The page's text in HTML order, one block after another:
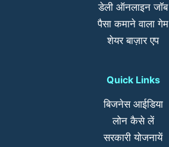
डेली ऑनलाइन जॉब
पैसा कमाने वाला गेम
शेयर बाज़ार एप
Quick Links
बिजनेस आईडिया
लोन कैसे लें
सरकारी योजनायें